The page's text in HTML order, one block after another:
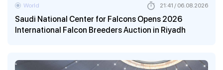
Saudi National Center for Falcons Opens 2026
International Falcon Breeders Auction in Riyadh
World 21:41 / 06.08.2026